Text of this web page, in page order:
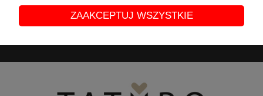
Administratorem Państwa danych osobowych jest Daniela Jemioł
prowadząca działalność gospodarczą pod firmą TATURO.PL Daniela
Jemioł, ul. Wiązowa 1, 45-920 Opole. Państwa dane przetwarzane są
ZAAKCEPTUJ WSZYSTKIE